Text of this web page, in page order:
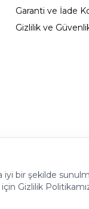
Garanti ve İade
Gizlilik ve
bir şekilde
Gizlilik